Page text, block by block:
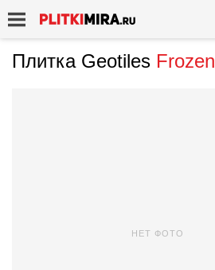
Плитка Geotiles Frozen
НЕТ ФОТО